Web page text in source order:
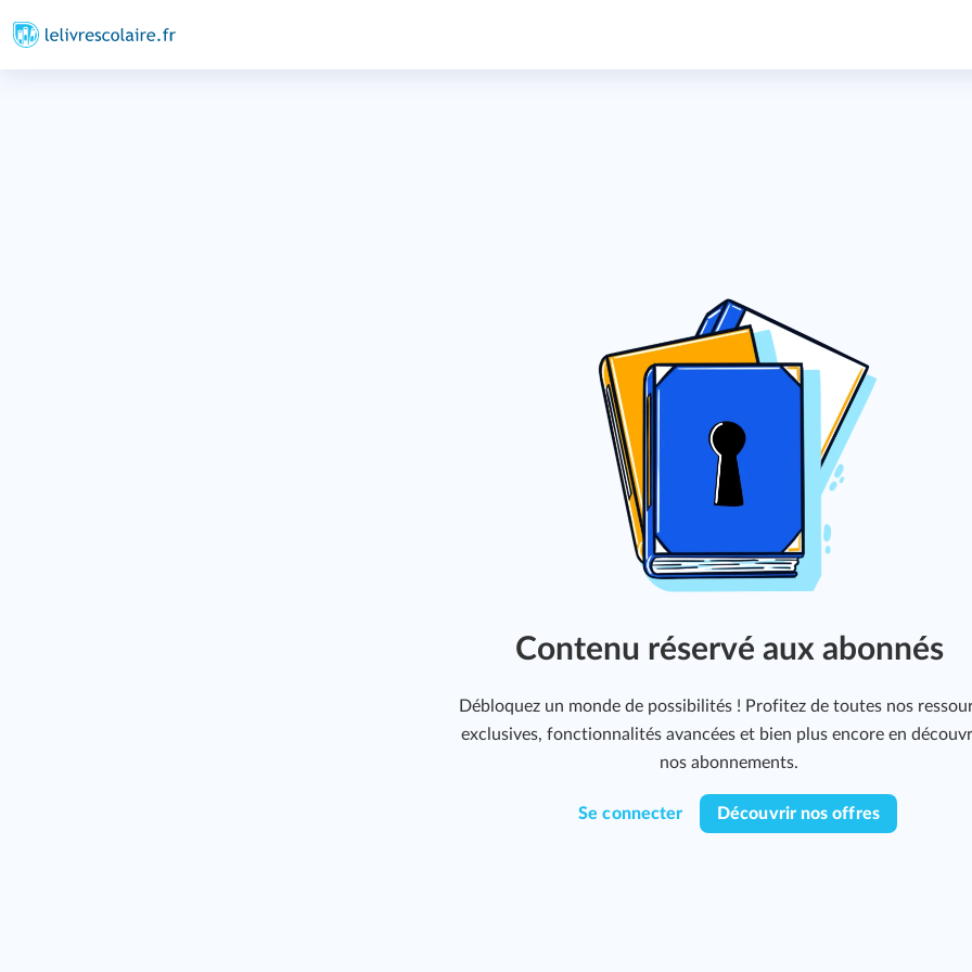
Contenu réservé aux abonnés
Débloquez un monde de possibilités ! Profitez de toutes nos
exclusives, fonctionnalités avancées et bien plus encore en
nos abonnements.
Se connecter Découvrir nos offres